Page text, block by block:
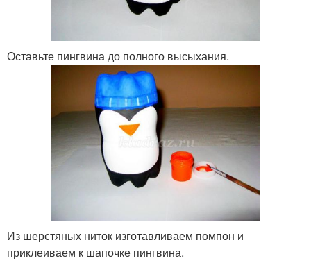
Оставьте пингвина до полного высыхания.
Из шерстяных ниток изготавливаем помпон и
приклеиваем к шапочке пингвина.